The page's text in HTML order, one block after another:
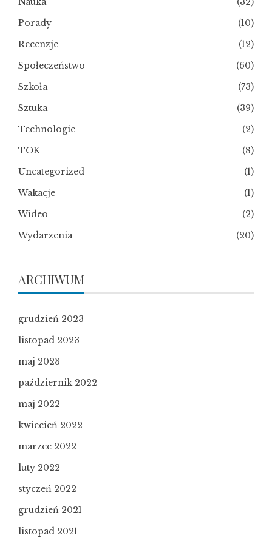
Porady
(10)
Recenzje
(12)
Społeczeństwo
(60)
Szkoła
(73)
Sztuka
(39)
Technologie
(2)
TOK
(8)
Uncategorized
(1)
Wakacje
(1)
Wideo
(2)
Wydarzenia
(20)
ARCHIWUM
grudzień 2023
listopad 2023
maj 2023
październik 2022
maj 2022
kwiecień 2022
marzec 2022
luty 2022
styczeń 2022
grudzień 2021
listopad 2021